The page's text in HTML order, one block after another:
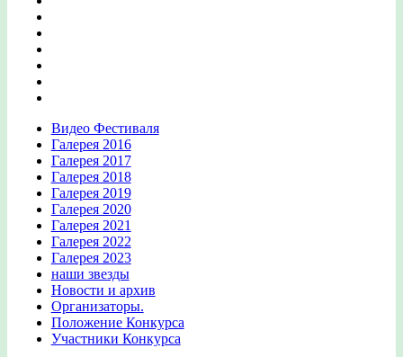
Видео Фестиваля
Галерея 2016
Галерея 2017
Галерея 2018
Галерея 2019
Галерея 2020
Галерея 2021
Галерея 2022
Галерея 2023
наши звезды
Новости и архив
Организаторы.
Положение Конкурса
Участники Конкурса